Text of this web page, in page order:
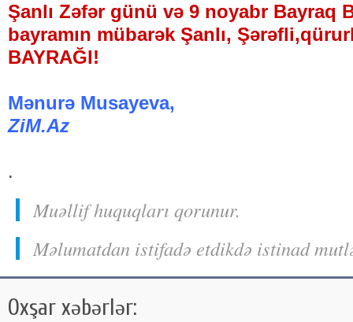
Şanlı Zəfər günü və 9 noyabr Bayraq
bayramın mübarək Şanlı,
BAYRAĞI!
Mənurə Musayeva,
ZiM.Az
.
Muəllif huquqları qorunur.
Məlumatdan istifadə etdikdə istinad
Oxşar xəbərlər: